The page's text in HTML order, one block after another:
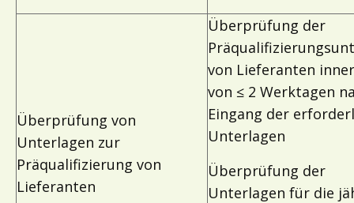
Überprüfung von
Unterlagen zur
Präqualifizierung von
Lieferanten
Überprüfung der
von Lieferanten
von ≤ 2 Werktagen
Eingang der
Unterlagen
Überprüfung der
Unterlagen für die